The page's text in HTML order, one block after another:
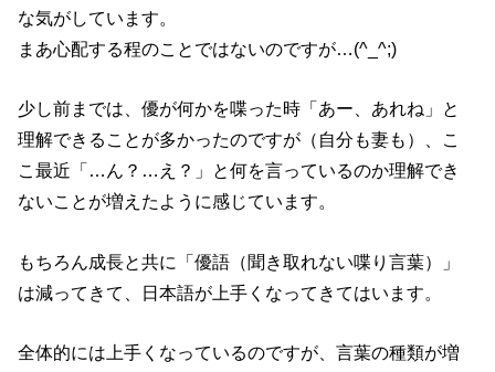
な気がしています。
まあ心配する程のことではないのですが…(^_^;)
少し前までは、優が何かを喋った時「あー、あれね」と
理解できることが多かったのですが（自分も妻も）、こ
こ最近「…ん？…え？」と何を言っているのか理解でき
ないことが増えたように感じています。
もちろん成長と共に「優語（聞き取れない喋り言葉）」
は減ってきて、日本語が上手くなってきてはいます。
全体的には上手くなっているのですが、言葉の種類が増